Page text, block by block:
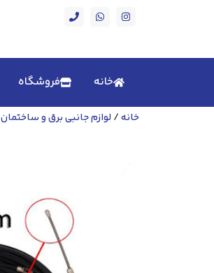
خانه فروشگاه
خانه/ لوازم جانبی برق و ساختمان